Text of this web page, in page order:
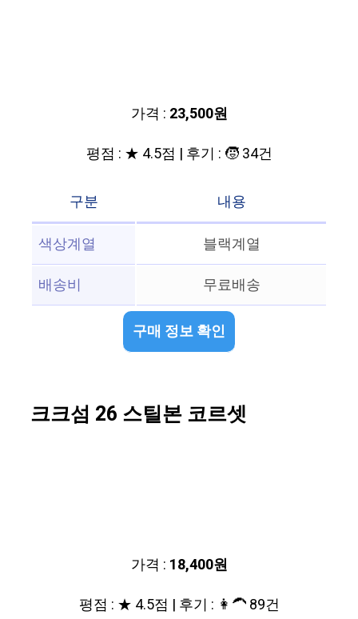
가격 : 23,500원
평점 : ★ 4.5점 | 후기 : 🧒 34건
구분
내용
색상계열
블랙계열
배송비
무료배송
구매 정보 확인
크크섬 26 스틸본 코르셋
가격 : 18,400원
평점 : ★ 4.5점 | 후기 : 👩‍🦱 89건